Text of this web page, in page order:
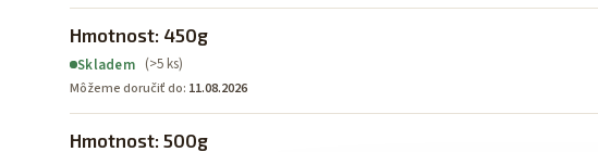
Hmotnost: 450g
Skladem (>5 ks)
Môžeme doručiť do: 11.08.2026
Hmotnost: 500g